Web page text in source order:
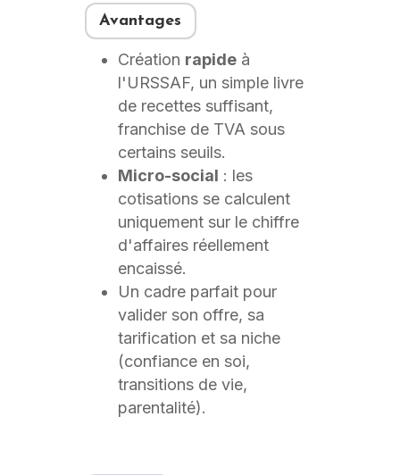
Avantages
Création rapideà
l'URSSAF, un simple livre
de recettes suffisant,
franchise de TVA sous
certains seuils.
Micro-social : les
cotisations se calculent
uniquement sur le chiffre
d'affaires réellement
encaissé.
Un cadre parfait pour
valider son offre, sa
tarification et sa niche
(confiance en soi,
transitions de vie,
parentalité).